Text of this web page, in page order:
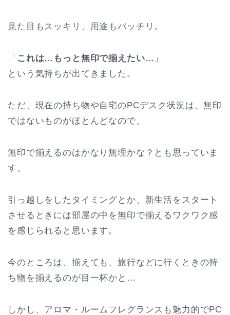
見た目もスッキリ、用途もバッチリ。
「 これは…もっと無印で揃えたい… 」
という気持ちが出てきました。
ただ、現在の持ち物や自宅のPCデスク状況は、無印
ではないものがほとんどなので、
無印で揃えるのはかなり無理かな？とも思っていま
す。
引っ越しをしたタイミングとか、新生活をスタート
させるときには部屋の中を無印で揃えるワクワク感
を感じられると思います。
今のところは、揃えても、旅行などに行くときの持
ち物を揃えるのが目一杯かと…
しかし、アロマ・ルームフレグランスも魅力的でPC